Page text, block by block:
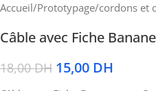
Accueil/Prototypage/cordons et
Câble avec Fiche
18,00DH 15,00 DH